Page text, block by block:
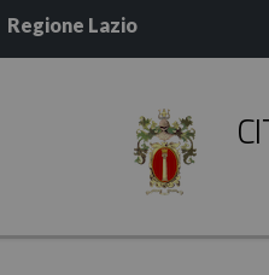
Regione Lazio